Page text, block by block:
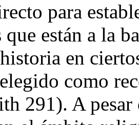
para
que están a la
en
como
291). A pesar